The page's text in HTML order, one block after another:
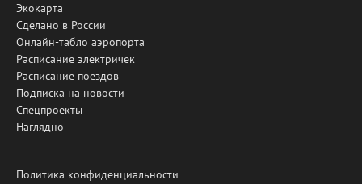
Экокарта
Сделано в России
Онлайн-табло аэропорта
Расписание электричек
Расписание поездов
Подписка на новости
Спецпроекты
Наглядно
Политика конфиденциальности